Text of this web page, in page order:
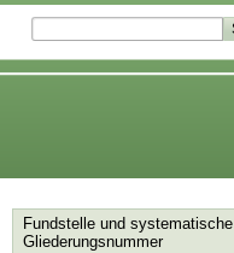
Fundstelle und systematische
Gliederungsnummer